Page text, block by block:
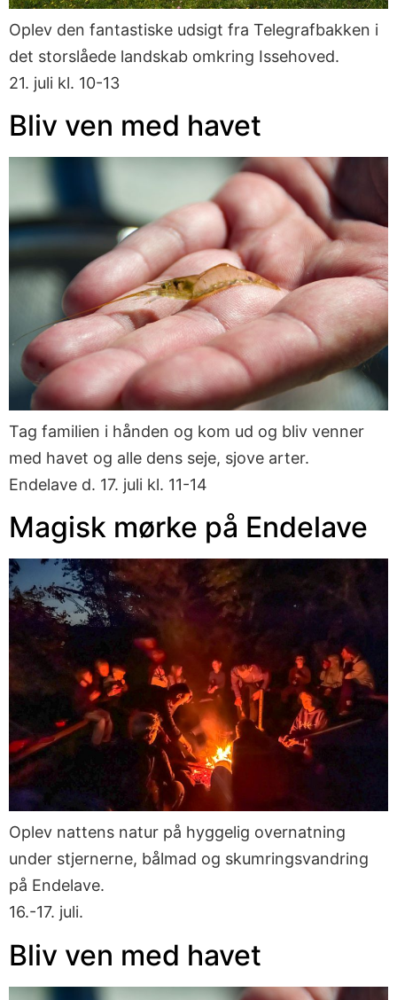
Oplev den fantastiske udsigt fra Telegrafbakken i
det storslåede landskab omkring Issehoved.
21. juli kl. 10-13
Bliv ven med havet
Tag familien i hånden og kom ud og bliv venner
med havet og alle dens seje, sjove arter.
Endelave d. 17. juli kl. 11-14
Magisk mørke på Endelave
Oplev nattens natur på hyggelig overnatning
under stjernerne, bålmad og skumringsvandring
på Endelave.
16.-17. juli.
Bliv ven med havet